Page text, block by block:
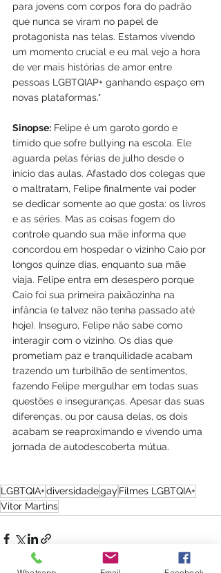
para jovens com corpos fora do padrão
que nunca se viram no papel de
protagonista nas telas. Estamos vivendo
um momento crucial e eu mal vejo a hora
de ver mais histórias de amor entre
pessoas LGBTQIAP+ ganhando espaço em
novas plataformas."
Sinopse: Felipe é um garoto gordo e
tímido que sofre bullying na escola. Ele
aguarda pelas férias de julho desde o
início das aulas. Afastado dos colegas que
o maltratam, Felipe finalmente vai poder
se dedicar somente ao que gosta: os livros
e as séries. Mas as coisas fogem do
controle quando sua mãe informa que
concordou em hospedar o vizinho Caio por
longos quinze dias, enquanto sua mãe
viaja. Felipe entra em desespero porque
Caio foi sua primeira paixãozinha na
infância (e talvez não tenha passado até
hoje). Inseguro, Felipe não sabe como
interagir com o vizinho. Os dias que
prometiam paz e tranquilidade acabam
trazendo um turbilhão de sentimentos,
fazendo Felipe mergulhar em todas suas
questões e inseguranças. Apesar das suas
diferenças, ou por causa delas, os dois
acabam se reaproximando e vivendo uma
jornada de autodescoberta mútua.
LGBTQIA+diversidadegay Filmes LGBTQIA+
Vitor Martins